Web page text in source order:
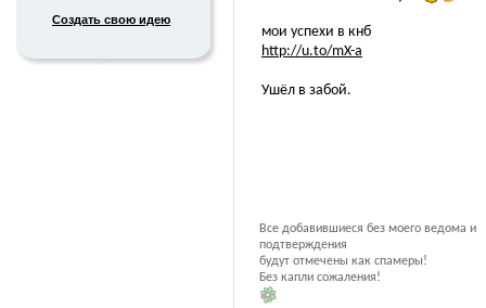
Создать свою идею
мои успехи в кнб
http://u.to/mX-a
Ушёл в забой.
Все добавившиеся без моего ведома и
подтверждения
будут отмечены как спамеры!
Без капли сожаления!